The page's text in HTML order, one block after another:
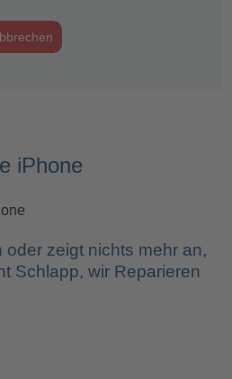
iPhone
zeigt nichts mehr an,
Schlapp, wir Reparieren